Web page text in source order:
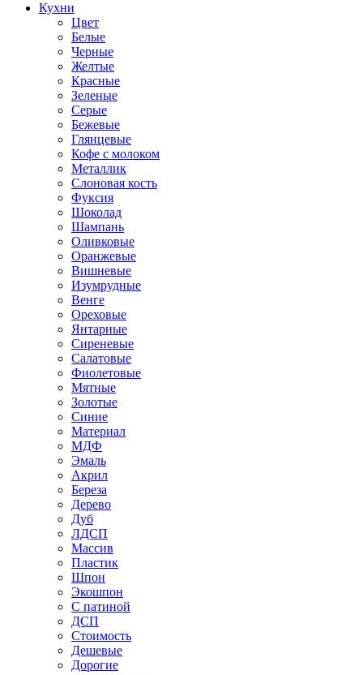
Кухни
Цвет
Белые
Черные
Желтые
Красные
Зеленые
Серые
Бежевые
Глянцевые
Кофе с молоком
Металлик
Слоновая кость
Фуксия
Шоколад
Шампань
Оливковые
Оранжевые
Вишневые
Изумрудные
Венге
Ореховые
Янтарные
Сиреневые
Салатовые
Фиолетовые
Мятные
Золотые
Синие
Материал
МДФ
Эмаль
Акрил
Береза
Дерево
Дуб
ЛДСП
Массив
Пластик
Шпон
Экошпон
С патиной
ДСП
Стоимость
Дешевые
Дорогие